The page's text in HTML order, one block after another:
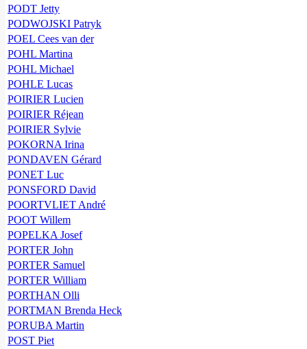
PODT Jetty
PODWOJSKI Patryk
POEL Cees van der
POHL Martina
POHL Michael
POHLE Lucas
POIRIER Lucien
POIRIER Réjean
POIRIER Sylvie
POKORNA Irina
PONDAVEN Gérard
PONET Luc
PONSFORD David
POORTVLIET André
POOT Willem
POPELKA Josef
PORTER John
PORTER Samuel
PORTER William
PORTHAN Olli
PORTMAN Brenda Heck
PORUBA Martin
POST Piet